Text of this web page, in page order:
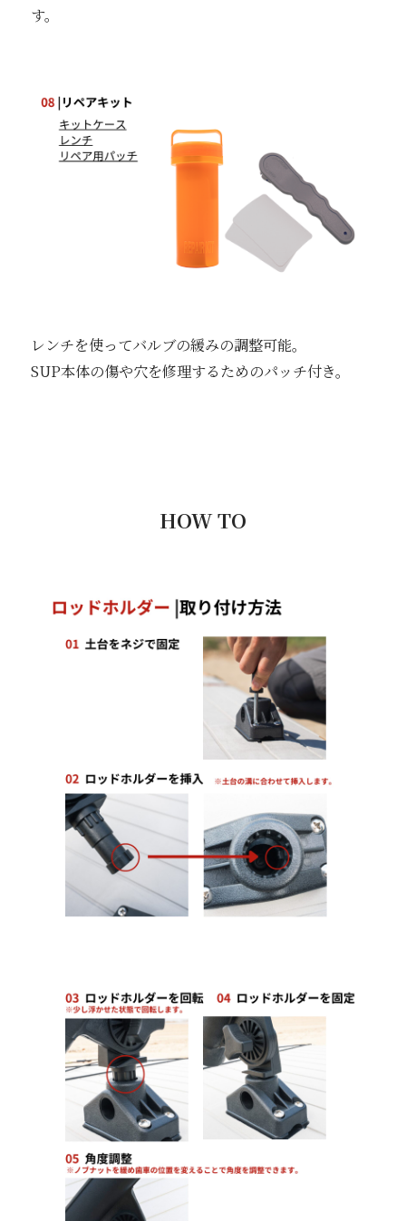
す。
レンチを使ってバルブの緩みの調整可能。
SUP本体の傷や穴を修理するためのパッチ付き。
HOW TO